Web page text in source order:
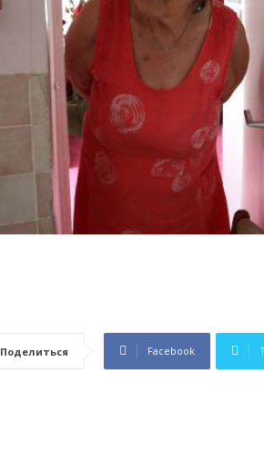
Поделиться Facebook